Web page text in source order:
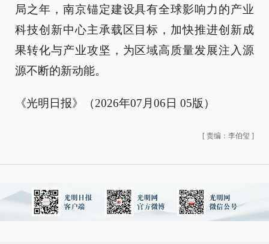
局之年，南京锚定建设具有全球影响力的产业
科技创新中心主承载区目标，加快推进创新成
果转化与产业攻坚，为区域高质量发展注入源
源不断的新动能。
《光明日报》（2026年07月06日 05版）
[ 责编：李伯玺 ]